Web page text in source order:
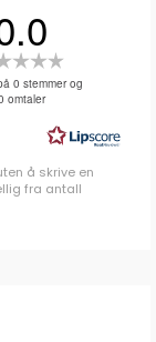
0.0
5
mulige
0 stemmer og
omtaler
å skrive en
fra antall